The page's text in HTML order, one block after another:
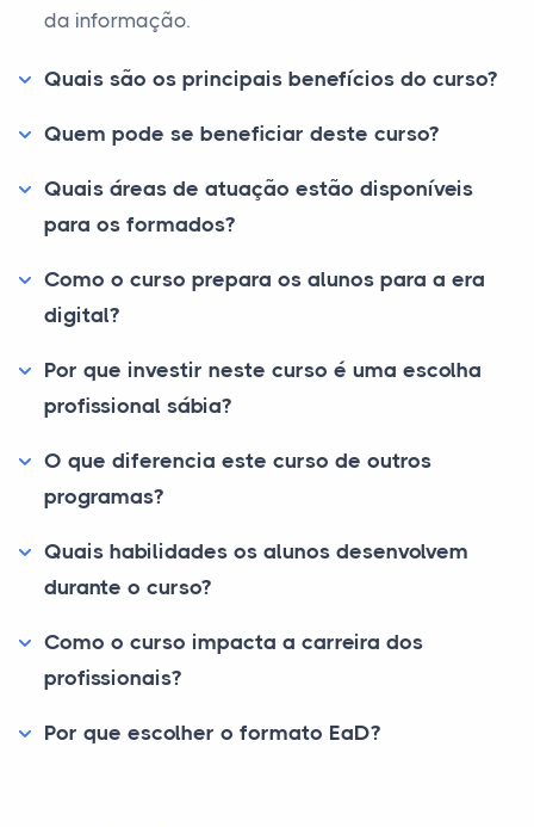
da informação.
Quais são os principais benefícios do curso?
Quem pode se beneficiar deste curso?
Quais áreas de atuação estão disponíveis
para os formados?
Como o curso prepara os alunos para a era
digital?
Por que investir neste curso é uma escolha
profissional sábia?
O que diferencia este curso de outros
programas?
Quais habilidades os alunos desenvolvem
durante o curso?
Como o curso impacta a carreira dos
profissionais?
Por que escolher o formato EaD?